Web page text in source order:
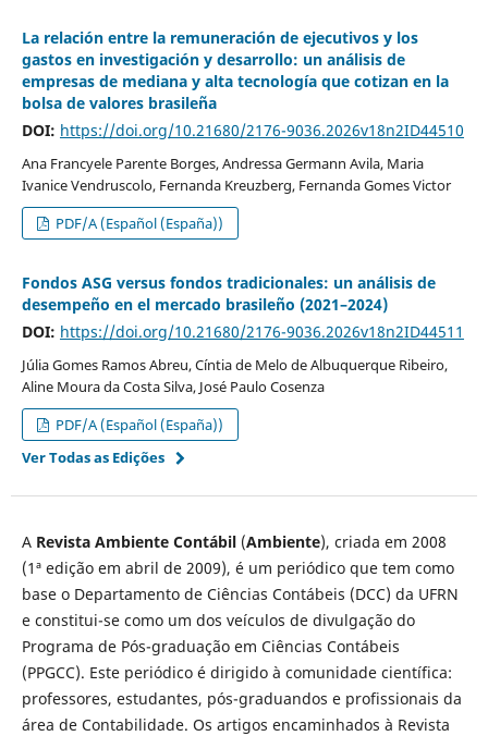
La relación entre la remuneración de ejecutivos y los
gastos en investigación y desarrollo: un análisis de
empresas de mediana y alta tecnología que cotizan en la
bolsa de valores brasileña
DOI: https://doi.org/10.21680/2176-9036.2026v18n2ID44510
Ana Francyele Parente Borges, Andressa Germann Avila, Maria
Ivanice Vendruscolo, Fernanda Kreuzberg, Fernanda Gomes Victor
PDF/A (Español (España))
Fondos ASG versus fondos tradicionales: un análisis de
desempeño en el mercado brasileño (2021–2024)
DOI: https://doi.org/10.21680/2176-9036.2026v18n2ID44511
Júlia Gomes Ramos Abreu, Cíntia de Melo de Albuquerque Ribeiro,
Aline Moura da Costa Silva, José Paulo Cosenza
PDF/A (Español (España))
Ver Todas as Edições
A Revista Ambiente Contábil(Ambiente), criada em 2008
(1ª edição em abril de 2009), é um periódico que tem como
base o Departamento de Ciências Contábeis (DCC) da UFRN
e constitui-se como um dos veículos de divulgação do
Programa de Pós-graduação em Ciências Contábeis
(PPGCC). Este periódico é dirigido à comunidade científica:
professores, estudantes, pós-graduandos e profissionais da
área de Contabilidade. Os artigos encaminhados à Revista